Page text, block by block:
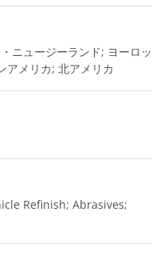
ニュージーランド; ヨーロッ
アメリカ; 北アメリカ
Refinish; Abrasives;